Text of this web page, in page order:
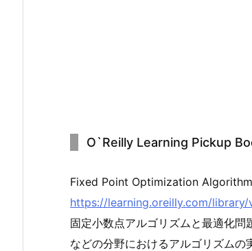
O`Reilly Learning Pickup
Fixed Point Optimization
https://learning.oreilly.com/
固定小数点アルゴリズムと最適化
などの分野におけるアルゴリズムの